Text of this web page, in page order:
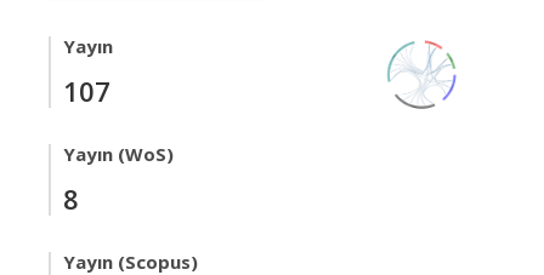
Yayın
107
Yayın (WoS)
8
Yayın (Scopus)